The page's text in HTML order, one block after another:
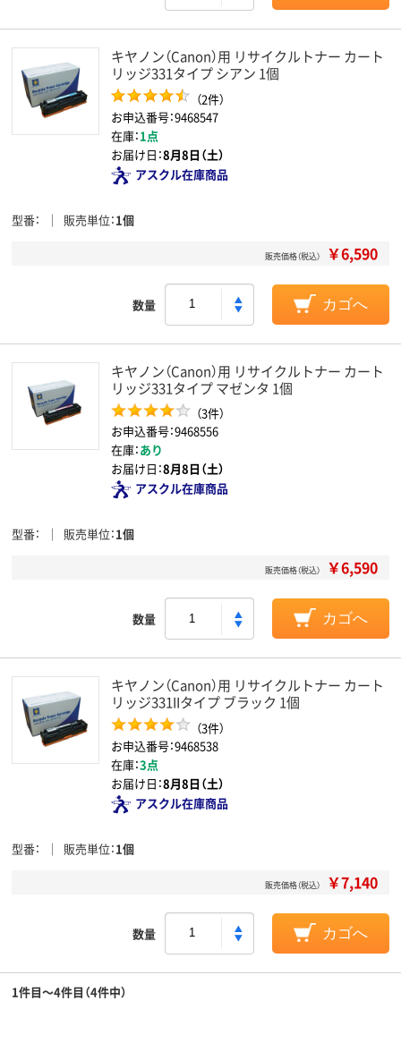
キヤノン（Canon）用 リサイクルトナー カート
リッジ331タイプ シアン 1個
（2件）
お申込番号：9468547
在庫：1点
お届け日：8月8日（土）
アスクル在庫商品
型番 販売単位 1個
販売価格（税込） ￥6,590
数量 カゴへ
キヤノン（Canon）用 リサイクルトナー カート
リッジ331タイプ マゼンタ 1個
（3件）
お申込番号：9468556
在庫：あり
お届け日：8月8日（土）
アスクル在庫商品
型番 販売単位 1個
販売価格（税込） ￥6,590
数量 カゴへ
キヤノン（Canon）用 リサイクルトナー カート
リッジ331IIタイプ ブラック 1個
（3件）
お申込番号：9468538
在庫：3点
お届け日：8月8日（土）
アスクル在庫商品
型番 販売単位 1個
販売価格（税込） ￥7,140
数量 カゴへ
1件目～4件目（4件中）